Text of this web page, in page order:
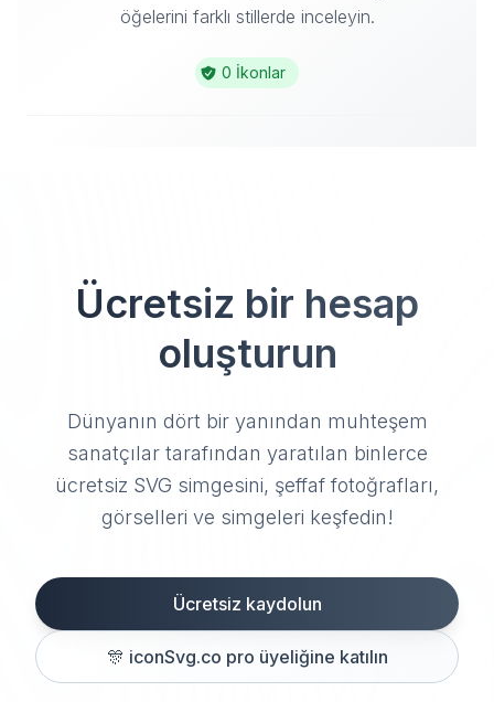
öğelerini farklı stillerde inceleyin.
0 İkonlar
Ücretsiz bir hesap
oluşturun
Dünyanın dört bir yanından muhteşem
sanatçılar tarafından yaratılan binlerce
ücretsiz SVG simgesini, şeffaf fotoğrafları,
görselleri ve simgeleri keşfedin!
Ücretsiz kaydolun
🎊 iconSvg.co pro üyeliğine katılın